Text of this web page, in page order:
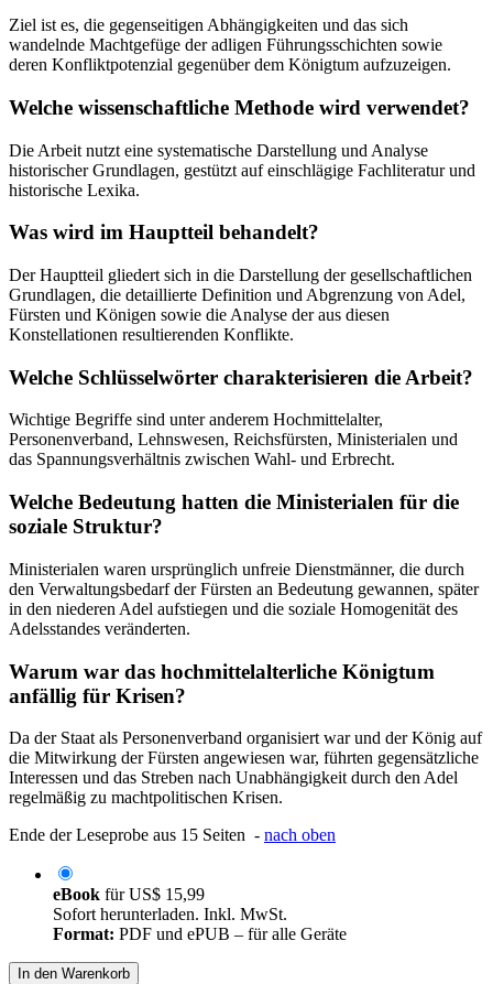
Ziel ist es, die gegenseitigen Abhängigkeiten und das sich
wandelnde Machtgefüge der adligen Führungsschichten sowie
deren Konfliktpotenzial gegenüber dem Königtum aufzuzeigen.
Welche wissenschaftliche Methode wird verwendet?
Die Arbeit nutzt eine systematische Darstellung und Analyse
historischer Grundlagen, gestützt auf einschlägige Fachliteratur und
historische Lexika.
Was wird im Hauptteil behandelt?
Der Hauptteil gliedert sich in die Darstellung der gesellschaftlichen
Grundlagen, die detaillierte Definition und Abgrenzung von Adel,
Fürsten und Königen sowie die Analyse der aus diesen
Konstellationen resultierenden Konflikte.
Welche Schlüsselwörter charakterisieren die Arbeit?
Wichtige Begriffe sind unter anderem Hochmittelalter,
Personenverband, Lehnswesen, Reichsfürsten, Ministerialen und
das Spannungsverhältnis zwischen Wahl- und Erbrecht.
Welche Bedeutung hatten die Ministerialen für die
soziale Struktur?
Ministerialen waren ursprünglich unfreie Dienstmänner, die durch
den Verwaltungsbedarf der Fürsten an Bedeutung gewannen, später
in den niederen Adel aufstiegen und die soziale Homogenität des
Adelsstandes veränderten.
Warum war das hochmittelalterliche Königtum
anfällig für Krisen?
Da der Staat als Personenverband organisiert war und der König auf
die Mitwirkung der Fürsten angewiesen war, führten gegensätzliche
Interessen und das Streben nach Unabhängigkeit durch den Adel
regelmäßig zu machtpolitischen Krisen.
Ende der Leseprobe aus 15 Seiten - nach oben
eBook fürUS$ 15,99
Sofort herunterladen. Inkl. MwSt.
Format: PDF und ePUB – für alle Geräte
In den Warenkorb